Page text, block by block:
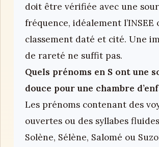
doit être vérifiée avec une
fréquence, idéalement l’INSEE
classement daté et cité. Une
de rareté ne suffit pas.
Quels prénoms en S ont une
douce pour une chambre
Les prénoms contenant des
ouvertes ou des syllabes
Solène, Sélène, Salomé ou